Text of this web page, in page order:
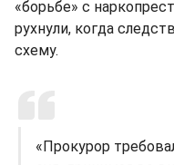
«борьбе» с
рухнули, когда
схему.
«Прокурор